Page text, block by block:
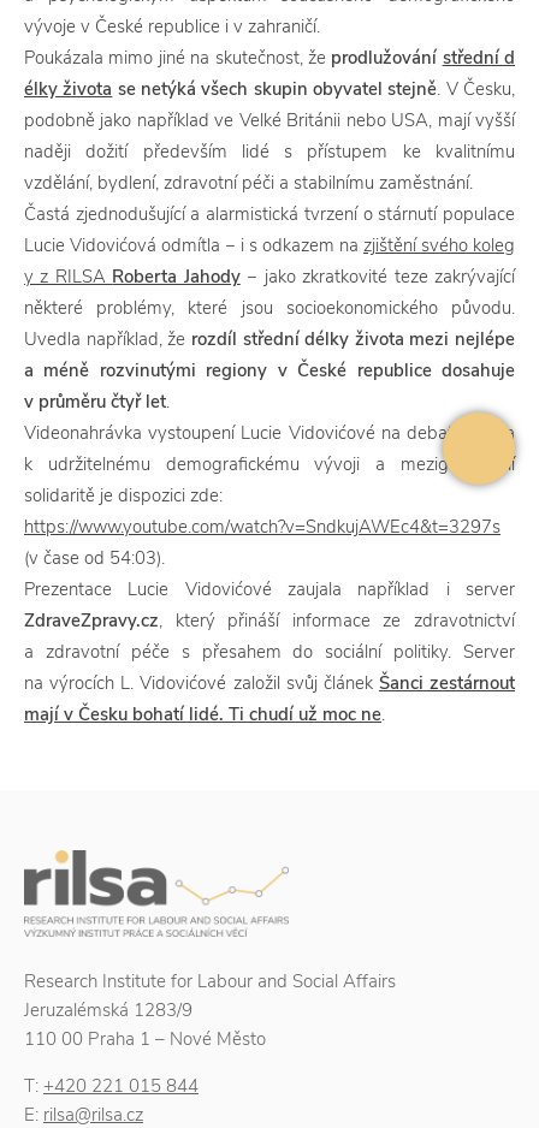
vývoje v České republice i v zahraničí.
Poukázala mimo jiné na skutečnost, že prodlužování střední d
élky života se netýká všech skupin obyvatel stejně. V Česku,
podobně jako například ve Velké Británii nebo USA, mají vyšší
naději dožití především lidé s přístupem ke kvalitnímu
vzdělání, bydlení, zdravotní péči a stabilnímu zaměstnání.
Častá zjednodušující a alarmistická tvrzení o stárnutí populace
Lucie Vidovićová odmítla ‒ i s odkazem na zjištění svého koleg
y z RILSA Roberta Jahody‒ jako zkratkovité teze zakrývající
některé problémy, které jsou socioekonomického původu.
Uvedla například, že rozdíl střední délky života mezi nejlépe
a méně rozvinutými regiony v České republice dosahuje
v průměru čtyř let.
Videonahrávka vystoupení Lucie Vidovićové na debatě Cesta
k udržitelnému demografickému vývoji a mezigenerační
solidaritě je dispozici zde:
https://www.youtube.com/watch?v=SndkujAWEc4&t=3297s
(v čase od 54:03).
Prezentace Lucie Vidovićové zaujala například i server
ZdraveZpravy.cz, který přináší informace ze zdravotnictví
a zdravotní péče s přesahem do sociální politiky. Server
na výrocích L. Vidovićové založil svůj článek Šanci zestárnout
mají v Česku bohatí lidé. Ti chudí už moc ne.
Research Institute for Labour and Social Affairs
Jeruzalémská 1283/9
110 00 Praha 1 – Nové Město
T: +420 221 015 844
E: rilsa@rilsa.cz